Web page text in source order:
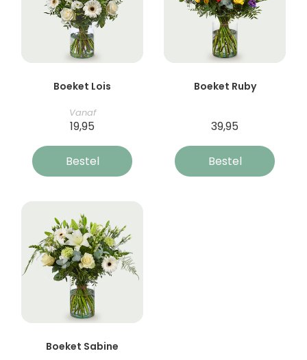
Boeket Lois
Vanaf
19,95
Bestel
Boeket Ruby
39,95
Bestel
Boeket Sabine